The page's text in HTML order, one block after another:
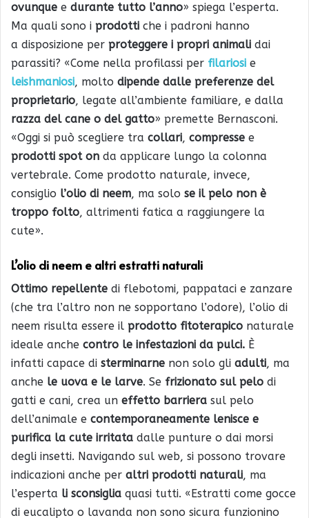
ovunque e durante tutto l’anno» spiega l’esperta.
Ma quali sono i prodotti che i padroni hanno
a disposizione per proteggere i propri animali dai
parassiti? «Come nella profilassi per filariosi e
leishmaniosi, molto dipende dalle preferenze del
proprietario, legate all’ambiente familiare, e dalla
razza del cane o del gatto» premette Bernasconi.
«Oggi si può scegliere tra collari, compresse e
prodotti spot on da applicare lungo la colonna
vertebrale. Come prodotto naturale, invece,
consiglio l’olio di neem, ma solo se il pelo non è
troppo folto, altrimenti fatica a raggiungere la
cute».
L’olio di neem e altri estratti naturali
Ottimo repellente di flebotomi, pappataci e zanzare
(che tra l’altro non ne sopportano l’odore), l’olio di
neem risulta essere il prodotto fitoterapico naturale
ideale anche contro le infestazioni da pulci. È
infatti capace di sterminarne non solo gli adulti, ma
anche le uova e le larve. Se frizionato sul pelo di
gatti e cani, crea un effetto barriera sul pelo
dell’animale e contemporaneamente lenisce e
purifica la cute irritata dalle punture o dai morsi
degli insetti. Navigando sul web, si possono trovare
indicazioni anche per altri prodotti naturali, ma
l’esperta li sconsiglia quasi tutti. «Estratti come gocce
di eucalipto o lavanda non sono sicura funzionino